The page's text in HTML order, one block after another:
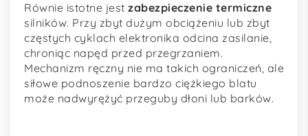
Równie istotne jest zabezpieczenie termiczne
silników. Przy zbyt dużym obciążeniu lub zbyt
częstych cyklach elektronika odcina zasilanie,
chroniąc napęd przed przegrzaniem.
Mechanizm ręczny nie ma takich ograniczeń, ale
siłowe podnoszenie bardzo ciężkiego blatu
może nadwyrężyć przeguby dłoni lub barków.